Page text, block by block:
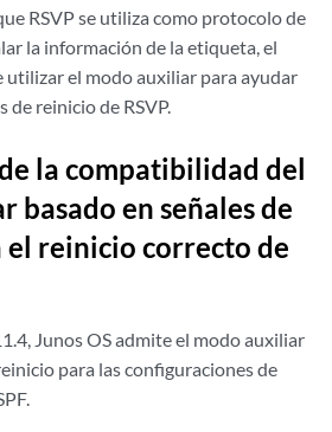
RSVP se utiliza como protocolo de
la información de la etiqueta, el
el modo auxiliar para ayudar
reinicio de RSVP.
la compatibilidad del
basado en señales de
reinicio correcto de
Junos OS admite el modo auxiliar
para las configuraciones de